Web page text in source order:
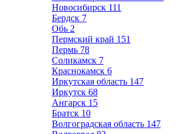
Новосибирск 111
Бердск 7
Обь 2
Пермский край 151
Пермь 78
Соликамск 7
Краснокамск 6
Иркутская область 147
Иркутск 68
Ангарск 15
Братск 10
Волгоградская область 147